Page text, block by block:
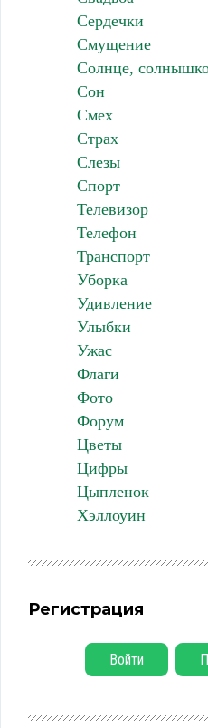
Сердечки
Смущение
Солнце,
Сон
Смех
Страх
Слезы
Спорт
Телевизор
Телефон
Транспорт
Уборка
Удивление
Улыбки
Ужас
Флаги
Фото
Форум
Цветы
Цифры
Цыпленок
Хэллоуин
Регистрация
Войти